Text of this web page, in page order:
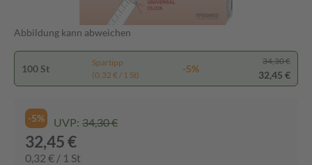
Abbildung kann abweichen
100 St
Spartipp
(0,32 € / 1 St)
-5%
34,30 €
32,45 €
-5% UVP: 34,30 €
32,45 €
0,32 € / 1 St